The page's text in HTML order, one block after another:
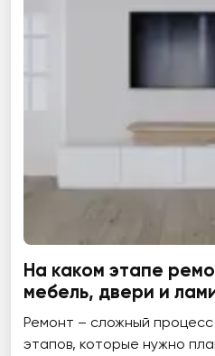
На каком этапе
мебель, двери и
Ремонт – сложный
этапов, которые нужно